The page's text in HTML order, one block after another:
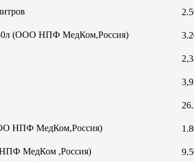
30л (ООО НПФ МедКом,Россия)
НПФ МедКом,Россия)
НПФ МедКом ,Россия)